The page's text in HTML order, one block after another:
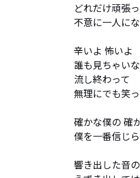
どれだけ頑張
不意に一人に
辛いよ 怖いよ
誰も見ちゃい
流し終わって
無理にでも笑
確かな僕の 確
僕を一番信じ
響き出した音